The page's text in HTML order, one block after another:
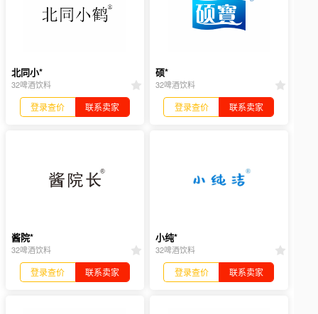
北同小*
32啤酒饮料
登录查价 联系卖家
硕*
32啤酒饮料
登录查价 联系卖家
酱院*
32啤酒饮料
登录查价 联系卖家
小纯*
32啤酒饮料
登录查价 联系卖家